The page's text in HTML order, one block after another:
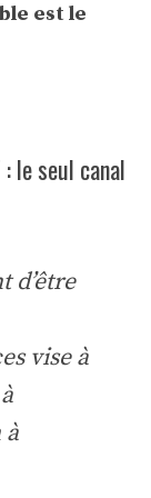
est le
le seul canal
d’être
vise à
à